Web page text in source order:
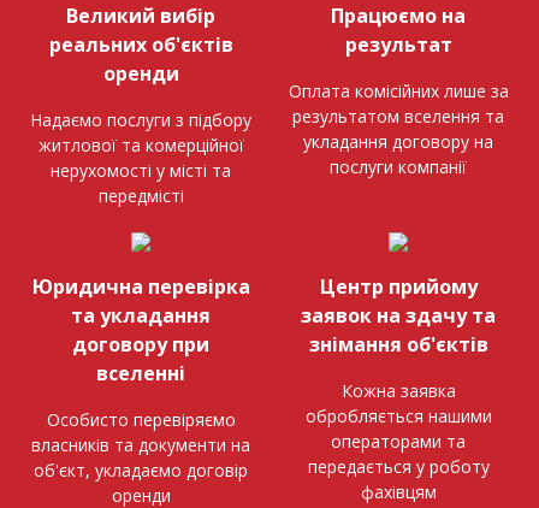
Великий вибір
реальних об'єктів
оренди
Надаємо послуги з підбору
житлової та комерційної
нерухомості у місті та
передмісті
Працюємо на
результат
Оплата комісійних лише за
результатом вселення та
укладання договору на
послуги компанії
Юридична перевірка
та укладання
договору при
вселенні
Особисто перевіряємо
власників та документи на
об'єкт, укладаємо договір
оренди
Центр прийому
заявок на здачу та
знімання об'єктів
Кожна заявка
обробляється нашими
операторами та
передається у роботу
фахівцям